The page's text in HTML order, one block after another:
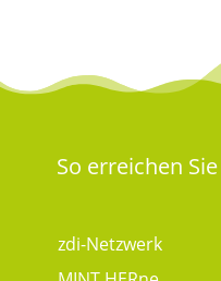
So erreichen
zdi-Netzwerk